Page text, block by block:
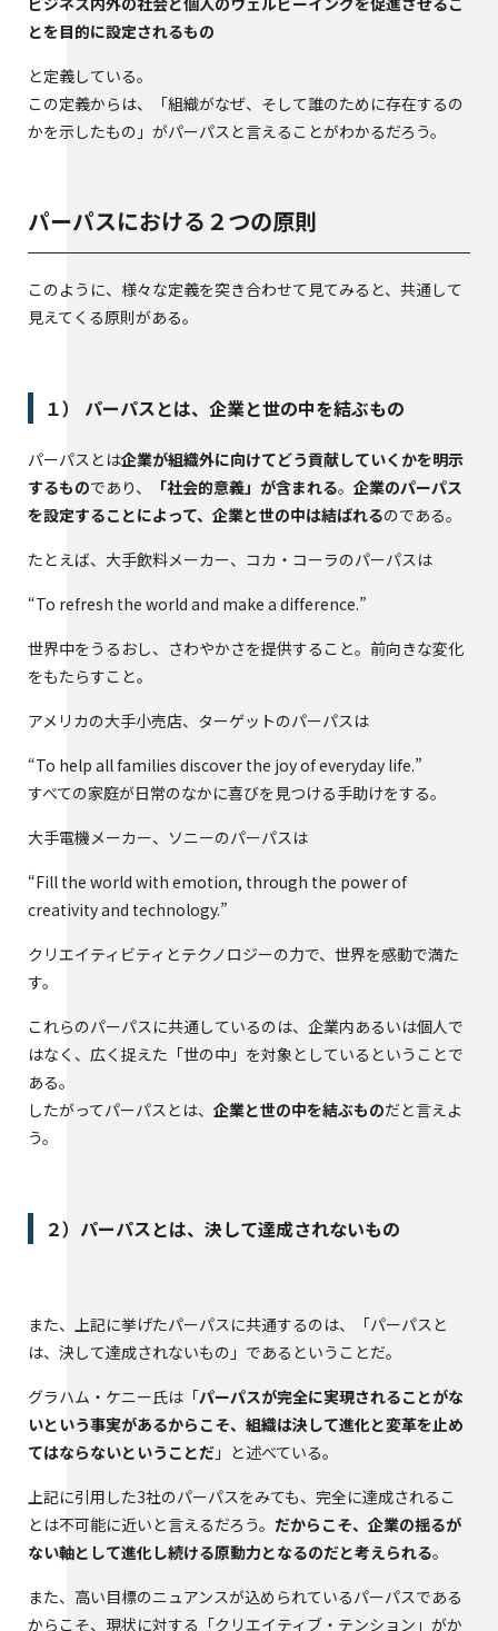
とを目的に設定されるもの
と定義している。
この定義からは、「組織がなぜ、そして誰のために存在するの
かを示したもの」がパーパスと言えることがわかるだろう。
パーパスにおける２つの原則
このように、様々な定義を突き合わせて見てみると、共通して
見えてくる原則がある。
１） パーパスとは、企業と世の中を結ぶもの
パーパスとは企業が組織外に向けてどう貢献していくかを明示
するものであり、 「社会的意義」が含まれる。 企業のパーパス
を設定することによって、企業と世の中は結ばれるのである。
たとえば、大手飲料メーカー、コカ・コーラのパーパスは
“To refresh the world and make a difference.”
世界中をうるおし、さわやかさを提供すること。前向きな変化
をもたらすこと。
アメリカの大手小売店、ターゲットのパーパスは
“To help all families discover the joy of everyday life.”
すべての家庭が日常のなかに喜びを見つける手助けをする。
大手電機メーカー、ソニーのパーパスは
“Fill the world with emotion, through the power of
creativity and technology.”
クリエイティビティとテクノロジーの力で、世界を感動で満た
す。
これらのパーパスに共通しているのは、企業内あるいは個人で
はなく、広く捉えた「世の中」を対象としているということで
ある。
したがってパーパスとは、 企業と世の中を結ぶものだと言えよ
う。
２）パーパスとは、決して達成されないもの
また、上記に挙げたパーパスに共通するのは、「パーパスと
は、決して達成されないもの」であるということだ。
グラハム・ケニー氏は「パーパスが完全に実現されることがな
いという事実があるからこそ、組織は決して進化と変革を止め
てはならないということだ 」と述べている。
上記に引用した3社のパーパスをみても、完全に達成されるこ
とは不可能に近いと言えるだろう。 だからこそ、企業の揺るが
ない軸として進化し続ける原動力となるのだと考えられる。
また、高い目標のニュアンスが込められているパーパスである
からこそ、現状に対する「クリエイティブ・テンション」がか